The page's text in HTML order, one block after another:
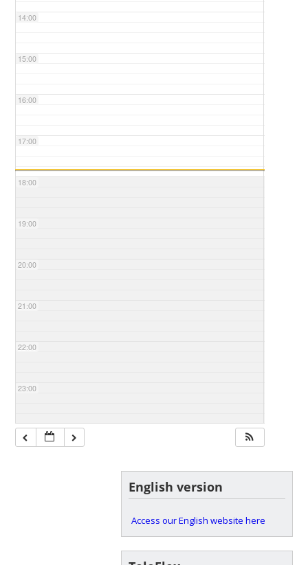
14:00
15:00
16:00
17:00
18:00
19:00
20:00
21:00
22:00
23:00
English version
Access our English website here